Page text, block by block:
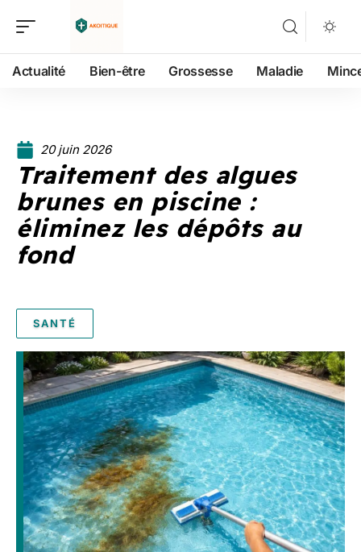
Actualité Bien-être Grossesse Maladie
20 juin 2026
Traitement des algues
brunes en piscine :
éliminez les dépôts au
fond
SANTÉ